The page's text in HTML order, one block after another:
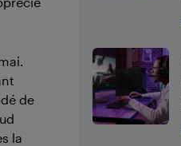
de
la